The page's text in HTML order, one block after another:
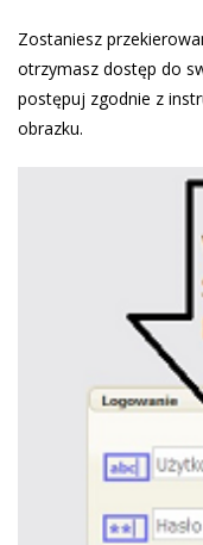
Zostaniesz
otrzymasz dostęp do
postępuj zgodnie z
obrazku.